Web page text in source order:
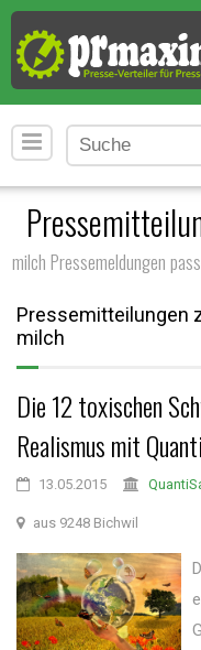
milch Pressemeldungen
Pressemitteilungen
milch
Die 12 toxischen
Realismus mit
13.05.2015
aus 9248 Bichwil